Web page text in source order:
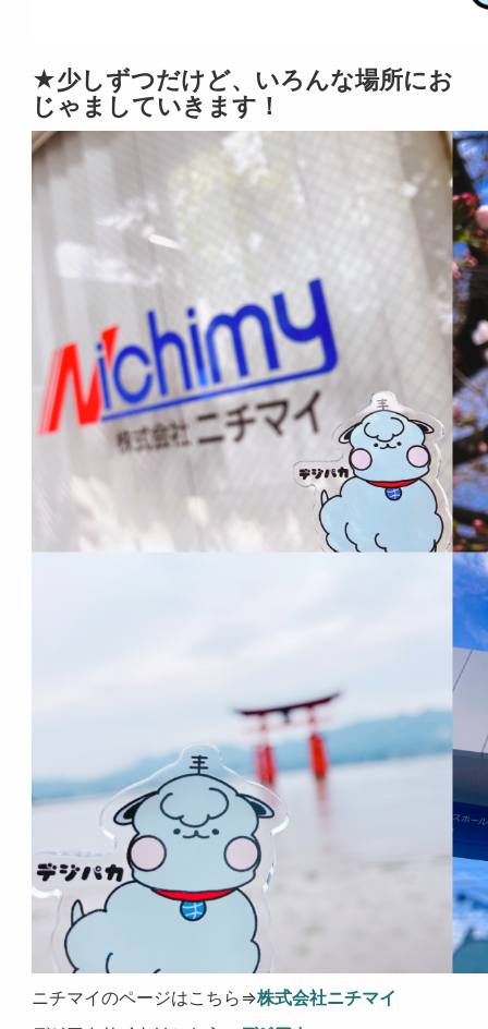
★少しずつだけど、いろんな場所にお
じゃましていきます！
ニチマイのページはこちら⇒株式会社ニチマイ